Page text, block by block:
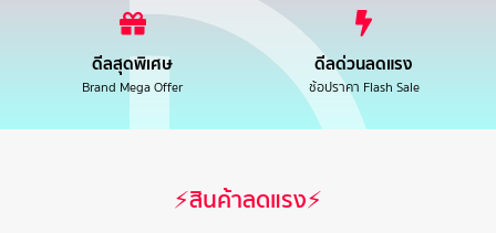
ดีลสุดพิเศษ
Brand Mega Offer
ดีลด่วนลดแรง
ช้อปราคา Flash Sale
⚡สินค้าลดแรง⚡